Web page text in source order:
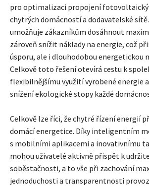
pro optimalizaci propojení
chytrých domácností a dodavatelské
umožňuje zákazníkům dosáhnout
zároveň snížit náklady na energie, což
úsporu, ale i dlouhodobou energetickou
Celkově toto řešení otevírá cestu k
flexibilnějšímu využití vyrobené energie
snížení ekologické stopy každé
Celkově lze říci, že chytré řízení energií
domácí energetice. Díky inteligentním
s mobilními aplikacemi a inovativnímu
mohou uživatelé aktivně přispět k
soběstačnosti, a to vše při zachování
jednoduchosti a transparentnosti